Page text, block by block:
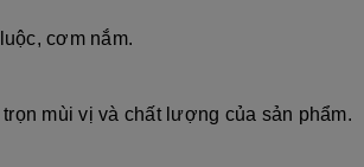
cơm nắm.
mùi vị và chất lượng của sản phẩm.